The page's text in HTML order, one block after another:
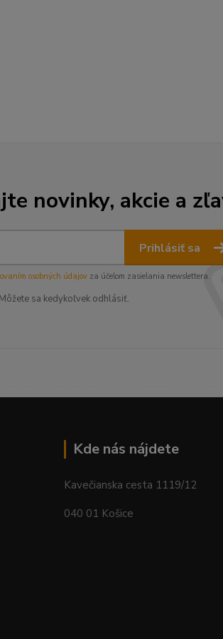
novinky, akcie a
Prihlásiť sa
osobných údajovza účelom zasielania newslettera.
Môžete sa kedykoľvek odhlásiť.
Kde nás nájdete
Kavečianska cesta 1119/12
040 01 Košice